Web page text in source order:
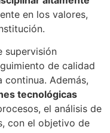
en los valores,
supervisión
de calidad
Además,
tecnológicas
el análisis de
con el objetivo de